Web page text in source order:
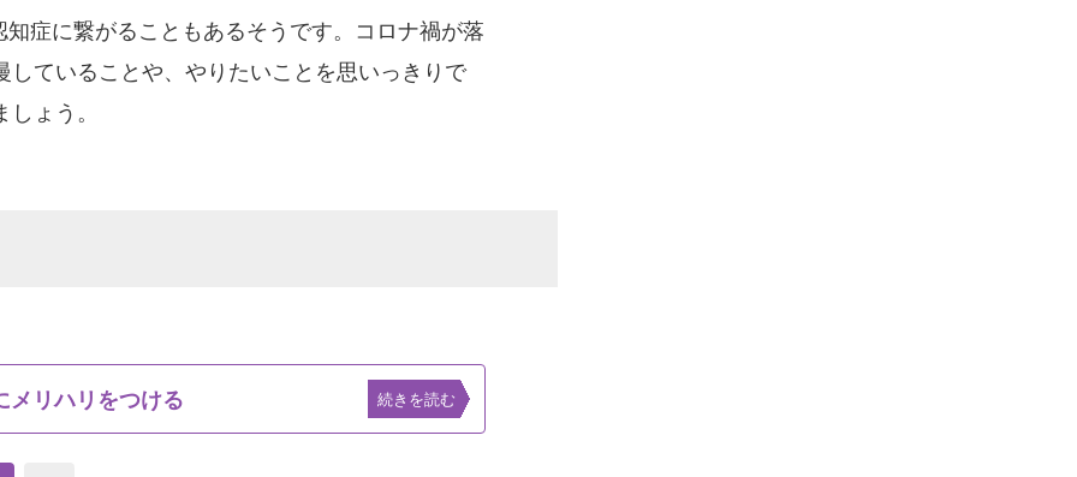
症に繋がることもあるそうです。コロナ禍が落
ていることや、やりたいことを思いっきりで
ょう。
メリハリをつける 続きを読む